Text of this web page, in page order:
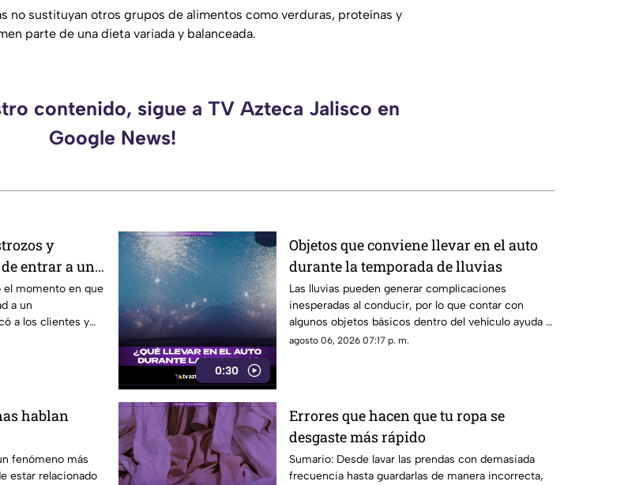
no sustituyan otros grupos de alimentos como verduras, proteínas y
parte de una dieta variada y balanceada.
contenido, sigue a TV Azteca Jalisco en
Google News!
y
entrar a un
el momento en que
a un
a los clientes y
diversas lesiones.
0:30
Objetos que conviene llevar en el auto
durante la temporada de lluvias
Las lluvias pueden generar complicaciones
inesperadas al conducir, por lo que contar con
algunos objetos básicos dentro del vehículo ayuda a
enfrentar emergencias y mejorar la seguridad
agosto 06, 2026 07:17 p. m.
hablan
fenómeno más
estar relacionado
Errores que hacen que tu ropa se
desgaste más rápido
Sumario: Desde lavar las prendas con demasiada
frecuencia hasta guardarlas de manera incorrecta,